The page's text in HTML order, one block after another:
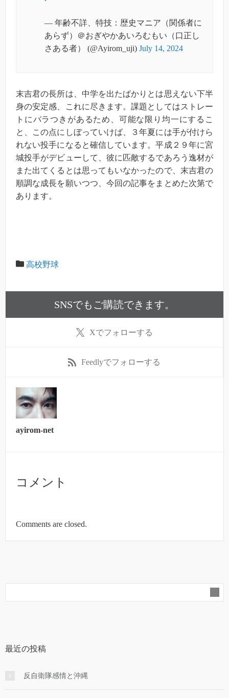
— 年齢不詳、特技：歴史マニア（関係者に
あらず）＠おぎやかあいろむもい（口正し
さある者） (@Ayirom_uji) July 14, 2024
末吉君の長所は、中学を出たばかりとは思えない下半
身の安定感、これに尽きます。課題としてはストレー
トにバラつきがあるため、可能な限り均一にするこ
と、この点にしぼっていけば、３年夏には手が付けら
れない投手になると確信しています。平成２９年に宮
城投手がデビューして、彼に匹敵するであろう逸材が
また出てくるとは思ってもいなかったので、末吉君の
順調な成長を願いつつ、今回の記事をまとめた次第で
あります。
高校野球
SNSでもご購読できます。
Xでフォローする
Feedlyでフォローする
ayirom-net
コメント
Comments are closed.
最近の投稿
反自衛隊感情と沖縄